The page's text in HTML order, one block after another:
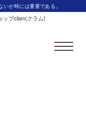
が時には重要である。
ップclam(クラム)